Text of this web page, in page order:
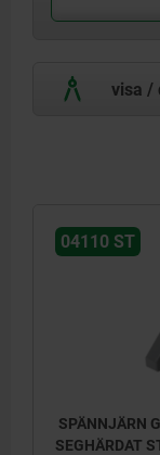
visa /
04110 ST
SPÄNNJÄRN
SEGHÄRDAT